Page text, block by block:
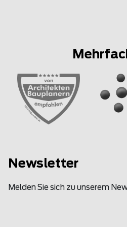
Newsletter
Melden Sie sich zu unserem